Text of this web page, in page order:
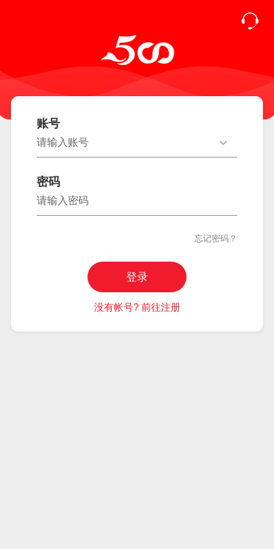
账号
密码
忘记密码？
登录
没有帐号? 前往注册